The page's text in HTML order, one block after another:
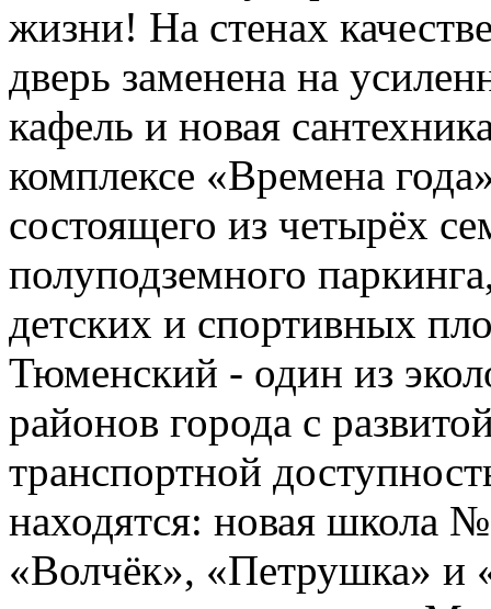
жизни! На стенах
дверь заменена на
кафель и новая
комплексе «Времена
состоящего из четырёх
полуподземного
детских и спортивных
Тюменский - один из
районов города с
транспортной
находятся: новая школа
«Волчёк», «Петрушка» и